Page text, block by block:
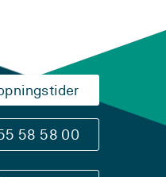
58 58 00